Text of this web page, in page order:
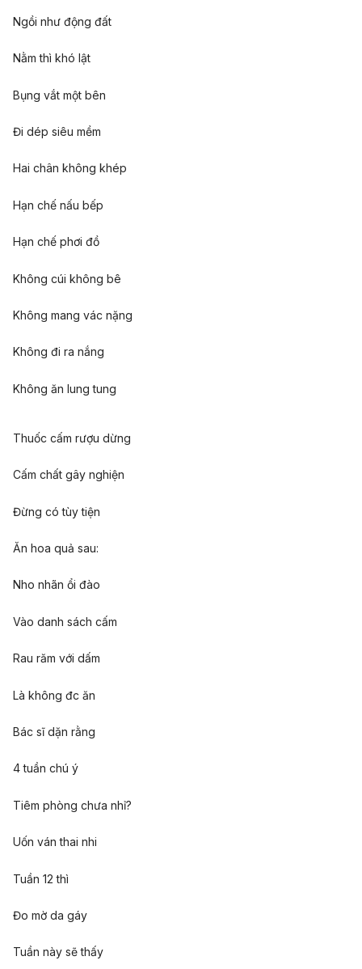
Ngồi như động đất
Nằm thì khó lật
Bụng vắt một bên
Đi dép siêu mềm
Hai chân không khép
Hạn chế nấu bếp
Hạn chế phơi đồ
Không cúi không bê
Không mang vác nặng
Không đi ra nắng
Không ăn lung tung
Thuốc cấm rượu dừng
Cấm chất gây nghiện
Đừng có tùy tiện
Ăn hoa quả sau:
Nho nhãn ổi đào
Vào danh sách cấm
Rau răm với dấm
Là không đc ăn
Bác sĩ dặn rằng
4 tuần chú ý
Tiêm phòng chưa nhỉ?
Uốn ván thai nhi
Tuần 12 thì
Đo mờ da gáy
Tuần này sẽ thấy